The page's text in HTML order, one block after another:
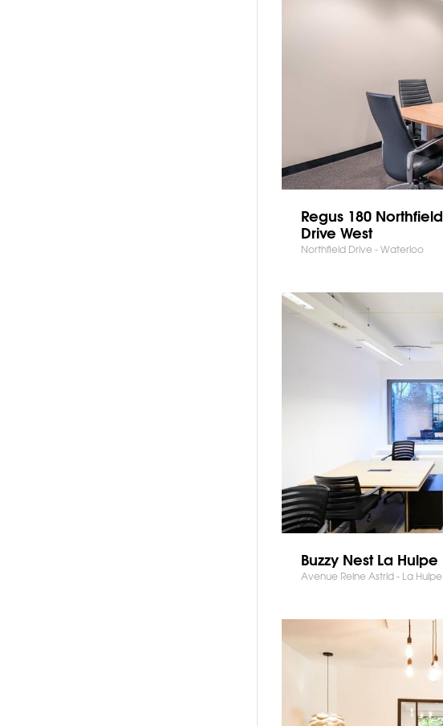
Regus 180 Northfield
Drive West
Northfield Drive - Waterloo
Buzzy Nest La Hulpe
Avenue Reine Astrid - La Hulpe